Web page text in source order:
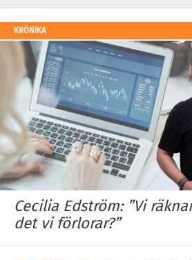
KRÖNIKA
Cecilia Edström: ”Vi
det vi förlorar?”